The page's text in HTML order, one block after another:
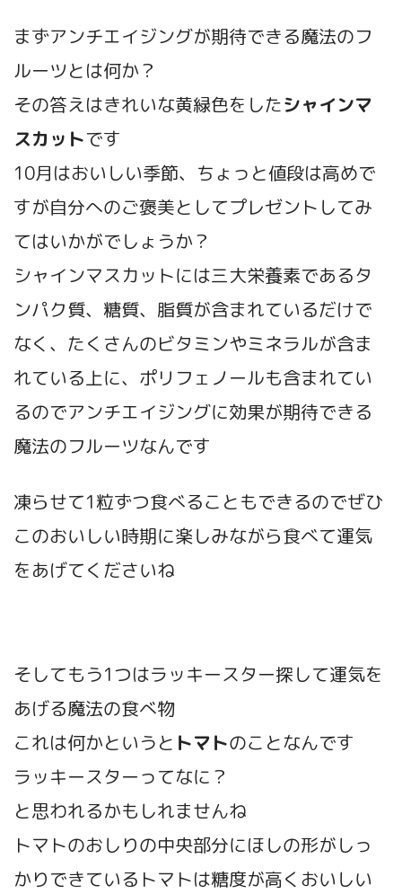
まずアンチエイジングが期待できる魔法のフ
ルーツとは何か？
その答えはきれいな黄緑色をしたシャインマ
スカットです
10月はおいしい季節、ちょっと値段は高めで
すが自分へのご褒美としてプレゼントしてみ
てはいかがでしょうか？
シャインマスカットには三大栄養素であるタ
ンパク質、糖質、脂質が含まれているだけで
なく、たくさんのビタミンやミネラルが含ま
れている上に、ポリフェノールも含まれてい
るのでアンチエイジングに効果が期待できる
魔法のフルーツなんです
凍らせて1粒ずつ食べることもできるのでぜひ
このおいしい時期に楽しみながら食べて運気
をあげてくださいね
そしてもう1つはラッキースター探して運気を
あげる魔法の食べ物
これは何かというと トマトのことなんです
ラッキースターってなに？
と思われるかもしれませんね
トマトのおしりの中央部分にほしの形がしっ
かりできているトマトは糖度が高くおいしい